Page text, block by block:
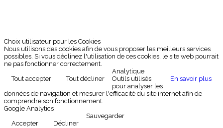
Choix utilisateur pour les Cookies
Nous utilisons des cookies afin de vous proposer les meilleurs services
possibles. Si vous déclinez l'utilisation de ces cookies, le site web pourrait
ne pas fonctionner correctement.
Tout accepter
Tout décliner En savoir plus
Analytique
Outils utilisés
pour analyser les
données de navigation et mesurer l'efficacité du site internet afin de
comprendre son fonctionnement.
Google Analytics
Accepter
Décliner
Sauvegarder